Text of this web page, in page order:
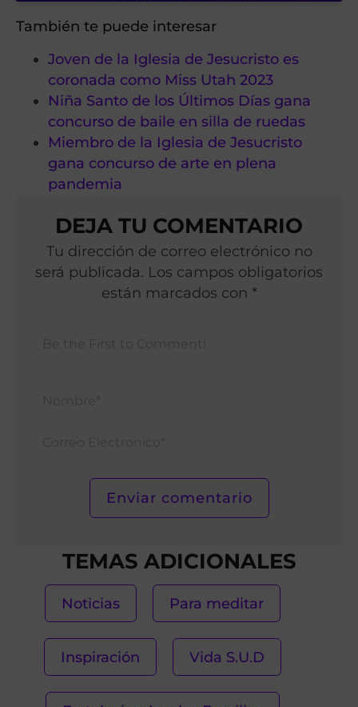
También te puede interesar
Joven de la Iglesia de Jesucristo es
coronada como Miss Utah 2023
Niña Santo de los Últimos Días gana
concurso de baile en silla de ruedas
Miembro de la Iglesia de Jesucristo
gana concurso de arte en plena
pandemia
DEJA TU COMENTARIO
Tu dirección de correo electrónico no
será publicada. Los campos obligatorios
están marcados con *
TEMAS ADICIONALES
Noticias Para meditar
Inspiración Vida S.U.D